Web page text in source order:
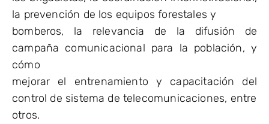
la prevención de los equipos forestales y
bomberos, la relevancia de la difusión de
campaña comunicacional para la población, y
cómo
mejorar el entrenamiento y capacitación del
control de sistema de telecomunicaciones, entre
otros.